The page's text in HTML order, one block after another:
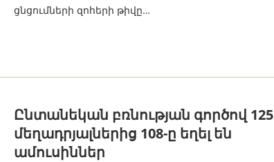
ցնցումների զոհերի թիվը…
Ընտանեկան բռնության գործով 125
մեղադրյալներից 108-ը եղել են
ամուսիններ